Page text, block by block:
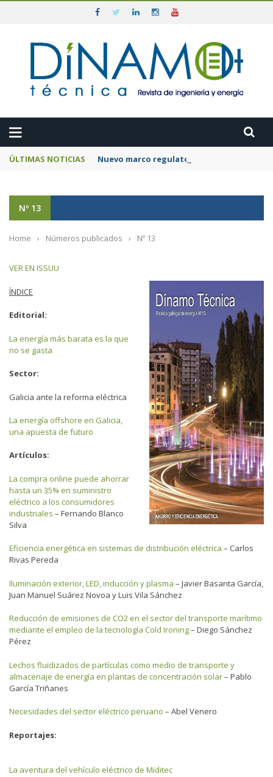
ÚLTIMAS NOTICIAS Nuevo marco regulatorio para acelerar
Nº 13
Home › Números publicados › Nº 13
VER EN ISSUU
ÍNDICE
Editorial:
La energía más barata es la que
no se gasta
Sector:
Galicia ante la reforma eléctrica
La energía offshore en Galicia,
una apuesta de futuro
Artículos:
La compra online puede ahorrar
hasta un 35% en suministro
eléctrico a los consumidores
industriales – Fernando Blanco
Silva
Eficiencia energética en sistemas de distribución eléctrica – Carlos
Rivas Pereda
Iluminación exterior, LED, inducción y plasma – Javier Basanta García,
Juan Manuel Suárez Novoa y Luis Vila Sánchez
Reducción de emisiones de CO2 en el sector del transporte marítimo
mediante el empleo de la tecnología Cold Ironing– Diego Sánchez
Pérez
Lechos fluidizados de partículas como medio de transporte y
almacenaje de energía en plantas de concentración solar– Pablo
García Triñanes
Necesidades del sector eléctrico peruano – Abel Venero
Reportajes:
La aventura del vehículo eléctrico de Miditec